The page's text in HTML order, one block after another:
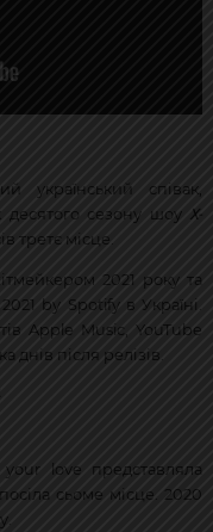
український співак,
десятого сезону шоу Х-
третє місце.
2021 року та
by Spotify в Україні.
Apple Music, YouTube
днів після релізів.
love представляла
сьоме місце. 2020